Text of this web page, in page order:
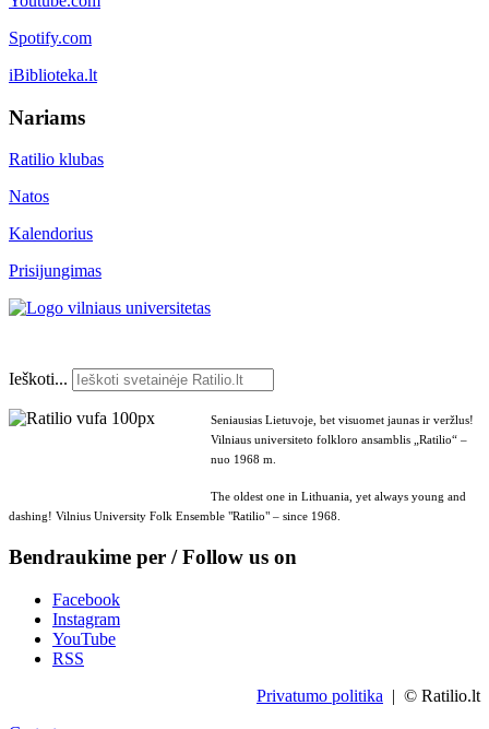
Spotify.com
iBiblioteka.lt
Nariams
Ratilio klubas
Natos
Kalendorius
Prisijungimas
Ieškoti...
Seniausias Lietuvoje, bet visuomet jaunas ir veržlus!
Vilniaus universiteto folkloro ansamblis „Ratilio“ –
nuo 1968 m.
The oldest one in Lithuania, yet always young and
dashing! Vilnius University Folk Ensemble "Ratilio" – since 1968.
Bendraukime per / Follow us on
Facebook
Instagram
YouTube
RSS
Privatumo politika | © Ratilio.lt